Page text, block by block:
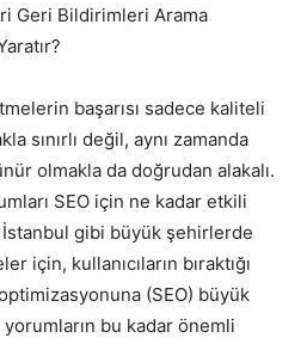
Geri Bildirimleri Arama
başarısı sadece kaliteli
sınırlı değil, aynı zamanda
olmakla da doğrudan alakalı.
SEO için ne kadar etkili
gibi büyük şehirlerde
için, kullanıcıların bıraktığı
(SEO) büyük
bu kadar önemli